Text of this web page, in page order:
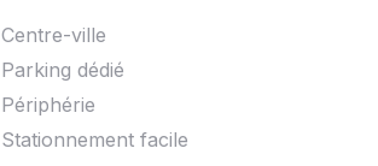
Centre-ville
Parking dédié
Périphérie
Stationnement facile